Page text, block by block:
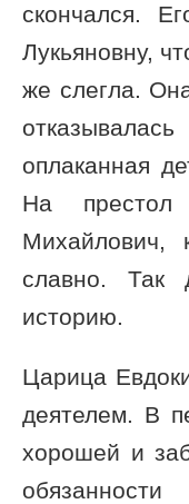
скончался.
Лукьяновну,
же слегла.
оплаканная
На престол
Михайлович,
славно. Так
историю.
Царица
деятелем. В
хорошей и